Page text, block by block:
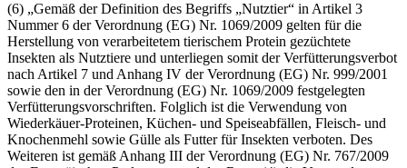
(6) „Gemäß der Definition des Begriffs „Nutztier“ in Artikel 3
Nummer 6 der Verordnung (EG) Nr. 1069/2009 gelten für die
Herstellung von verarbeitetem tierischem Protein gezüchtete
Insekten als Nutztiere und unterliegen somit der Verfütterungsverbot
nach Artikel 7 und Anhang IV der Verordnung (EG) Nr. 999/2001
sowie den in der Verordnung (EG) Nr. 1069/2009 festgelegten
Verfütterungsvorschriften. Folglich ist die Verwendung von
Wiederkäuer-Proteinen, Küchen- und Speiseabfällen, Fleisch- und
Knochenmehl sowie Gülle als Futter für Insekten verboten. Des
Weiteren ist gemäß Anhang III der Verordnung (EG) Nr. 767/2009